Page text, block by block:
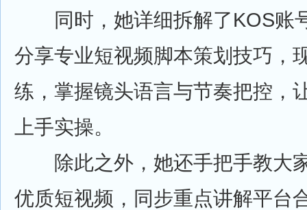
同时，她详细拆解了KOS账
分享专业短视频脚本策划技巧，
练，掌握镜头语言与节奏把控，
上手实操。
除此之外，她还手把手教大
优质短视频，同步重点讲解平台